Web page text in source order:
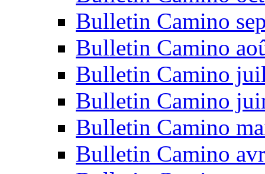
Bulletin Camino
Bulletin Camino
Bulletin Camino
Bulletin Camino
Bulletin Camino
Bulletin Camino